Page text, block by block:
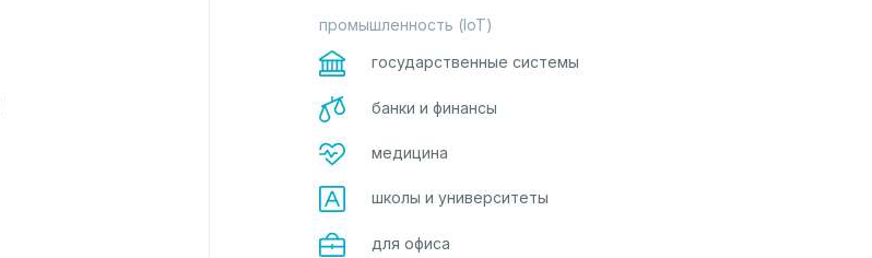
промышленность (IoT)
государственные системы
банки и финансы
медицина
школы и университеты
для офиса